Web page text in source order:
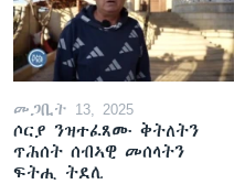
መጋቢት 13, 2025
ሶርያ ንዝተፈጸሙ ቅትለትን
ጥሕሰት ሰብኣዊ መሰላትን
ፍትሒ ትደሊ